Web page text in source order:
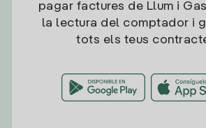
pagar factures de Llum i
la lectura del comptador i
tots els teus